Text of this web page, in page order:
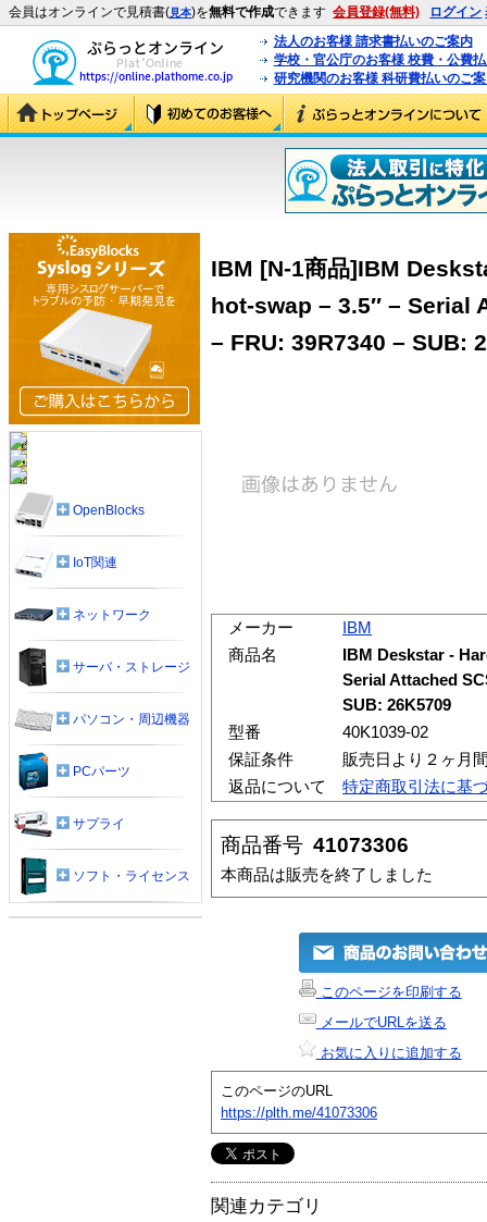
会員はオンラインで見積書(見本)を無料で作成できます 会員登録(無料) ログイン
法人のお客様 請求書払いのご案内
学校・官公庁のお客様 校費・公費
研究機関のお客様 科研費払いのご
IBM [N-1商品]IBM
hot-swap – 3.5″ – Serial
– FRU: 39R7340 – SUB:
メーカー
IBM
商品名
IBM Deskstar -
Serial Attached
SUB: 26K5709
型番
40K1039-02
保証条件
販売日より２ヶ月
返品について
特定商取引法に基
商品番号 41073306
本商品は販売を終了しました
このページを印刷する
メールでURLを送る
お気に入りに追加する
このページのURL
https://plth.me/41073306
関連カテゴリ
OpenBlocks
IoT関連
ネットワーク
サーバ・ストレージ
パソコン・周辺機器
PCパーツ
サプライ
ソフト・ライセンス